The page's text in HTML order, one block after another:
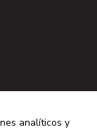
analíticos y